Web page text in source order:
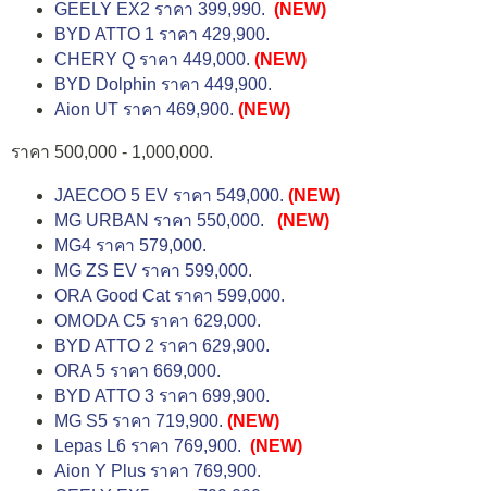
GEELY EX2 ราคา 399,990. (NEW)
BYD ATTO 1 ราคา 429,900.
CHERY Q ราคา 449,000. (NEW)
BYD Dolphin ราคา 449,900.
Aion UT ราคา 469,900. (NEW)
ราคา 500,000 - 1,000,000.
JAECOO 5 EV ราคา 549,000. (NEW)
MG URBAN ราคา 550,000.
(NEW)
MG4 ราคา 579,000.
MG ZS EV ราคา 599,000.
ORA Good Cat ราคา 599,000.
OMODA C5 ราคา 629,000.
BYD ATTO 2 ราคา 629,900.
ORA 5 ราคา 669,000.
BYD ATTO 3 ราคา 699,900.
MG S5 ราคา 719,900. (NEW)
Lepas L6 ราคา 769,900. (NEW)
Aion Y Plus ราคา 769,900.